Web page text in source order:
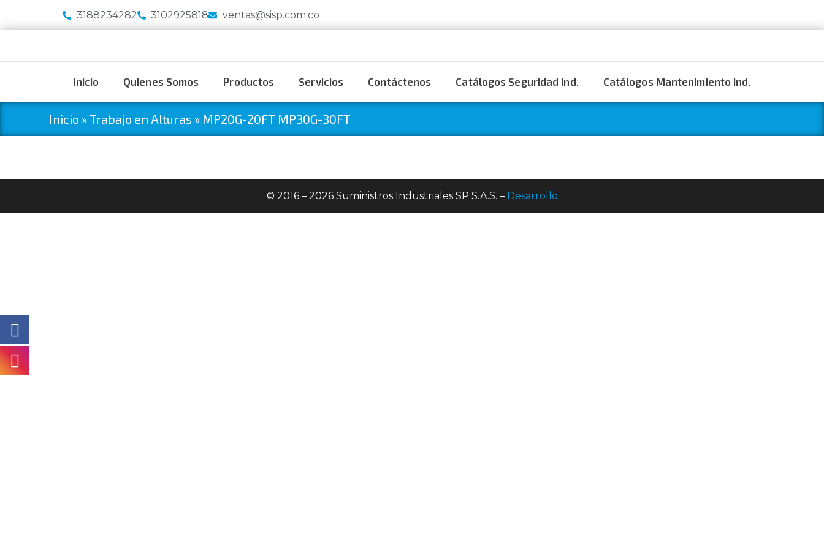
3188234282 3102925818 ventas@sisp.com.co
Inicio Quienes Somos Productos Servicios Contáctenos Catálogos Seguridad Ind. Catálogos Mantenimiento Ind.
Inicio »Trabajo en Alturas » MP20G-20FT MP30G-30FT
© 2016 – 2026 Suministros Industriales SP S.A.S. – Desarrollo